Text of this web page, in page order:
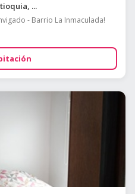
...
- Barrio La Inmaculada!